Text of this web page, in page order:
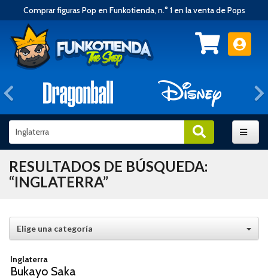
Comprar figuras Pop en Funkotienda, n.° 1 en la venta de Pops
Anterior
RESULTADOS DE BÚSQUEDA:
“INGLATERRA”
Elige una categoría
Inglaterra
Bukayo Saka